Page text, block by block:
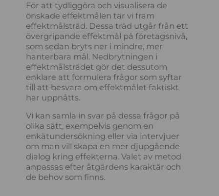
För att tydliggöra och visualisera de
önskade effektmålen tar vi fram
effektmålsträd. Dessa träd utgår från ett
övergripande effektmål på företagsnivå,
som sedan bryts ner i mindre, mer
hanterbara mål. Nedbrytningen i
effektmålsträdet gör det dessutom
enklare att formulera frågor som syftar
till att besvara om effektmålet faktiskt
har uppnåtts.
Vi kan samla in svar på dessa frågor på
olika sätt, exempelvis genom en
enkätundersökning eller via intervjuer
om man vill skapa en mer djupgående
dialog kring effekterna. Valet av metod
anpassas efter åtgärdens karaktär och
de behov som finns.